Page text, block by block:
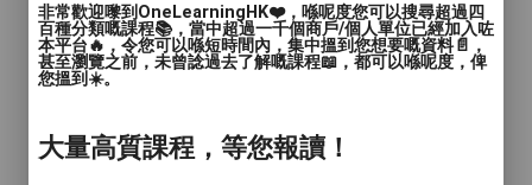
年齡範圍: 兒童(15歲或以下), 青年(15-24歲), 成人
(24-65歲), 長者(65歲或以上)
人數: 1對1, 2至4人, 多於4人
非常歡迎嚟到OneLearningHK❤️，喺呢度您可以搜尋超過四
百種分類嘅課程📚，當中超過一千個商戶/個人單位已經加入咗
本平台🔥，令您可以喺短時間內，集中搵到您想要嘅資料📄，
甚至瀏覽之前，未曾諗過去了解嘅課程📖，都可以喺呢度，俾
您搵到☀️。
大量高質課程，等您報讀！